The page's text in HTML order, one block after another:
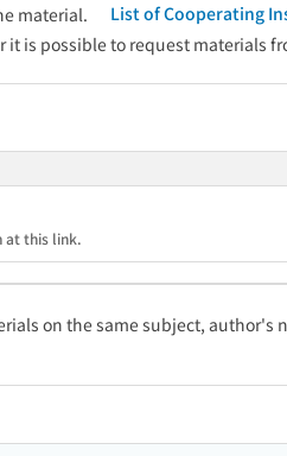
material.
List of Cooperating
it is possible to request materials
at this link.
on the same subject, author's